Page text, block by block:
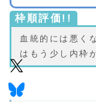
枠順評価!!
血統的には悪く
はもう少し内枠